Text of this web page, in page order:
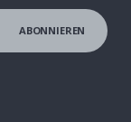
ABONNIEREN